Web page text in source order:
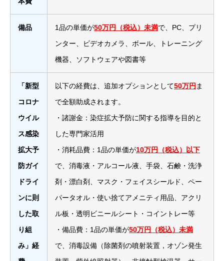
備品 1品の単価が50万円（税込）未満で、PC、プリ
ンター、ビデオカメラ、ボール、トレーニング
機器、ソフトウェアや図書等
「新型
コロナ
ウイル
ス感染
拡大予
防ガイ
ドライ
ンに則
した取
り組
み」経
以下の経費は、追加オプションとして50万円 ま
で全額助成されます。
・諸謝金：染症拡大予防に関する指導を目的と
した専門家活用
・消耗品費：1品の単価が10万円（税込）以下
で、消毒液・アルコール液、手袋、石鹸・洗浄
剤・漂白剤、マスク・フェイスシールド、ペー
パータオル・使い捨てアメニティ用品、アクリ
ル板・透明ビニールシート・コイントレー等
・備品費：1品の単価が50万円（税込）未満
で、消毒設備（除菌剤の噴射装置，オゾン発生